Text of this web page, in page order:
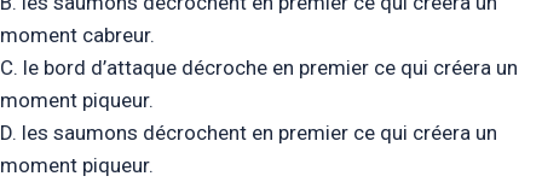
moment cabreur.
C. le bord d’attaque décroche en premier ce qui créera un
moment piqueur.
D. les saumons décrochent en premier ce qui créera un
moment piqueur.